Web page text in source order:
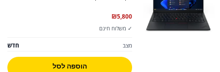
₪5,800
✓ משלוח חינם
מצב חדש
הוספה לסל